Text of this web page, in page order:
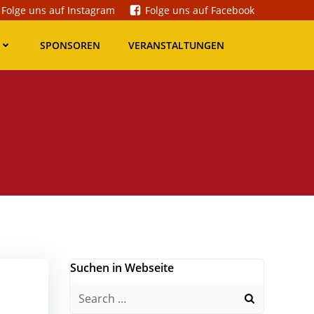
Folge uns auf Instagram Folge uns auf Facebook
SPONSOREN VERANSTALTUNGEN
Suchen in Webseite
Search